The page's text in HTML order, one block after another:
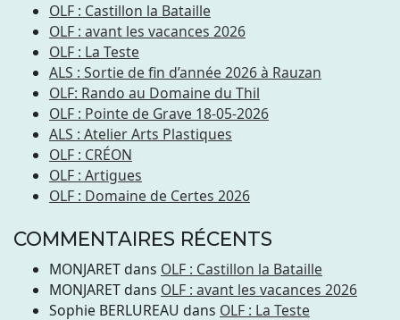
OLF : Castillon la Bataille
OLF : avant les vacances 2026
OLF : La Teste
ALS : Sortie de fin d’année 2026 à Rauzan
OLF: Rando au Domaine du Thil
OLF : Pointe de Grave 18-05-2026
ALS : Atelier Arts Plastiques
OLF : CRÉON
OLF : Artigues
OLF : Domaine de Certes 2026
COMMENTAIRES RÉCENTS
MONJARETdans OLF : Castillon la Bataille
MONJARETdans OLF : avant les vacances 2026
Sophie BERLUREAU dans OLF : La Teste